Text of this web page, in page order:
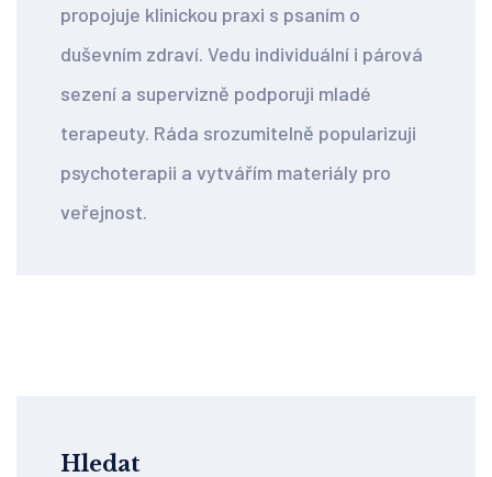
propojuje klinickou praxi s psaním o
duševním zdraví. Vedu individuální i párová
sezení a supervizně podporuji mladé
terapeuty. Ráda srozumitelně popularizuji
psychoterapii a vytvářím materiály pro
veřejnost.
Hledat